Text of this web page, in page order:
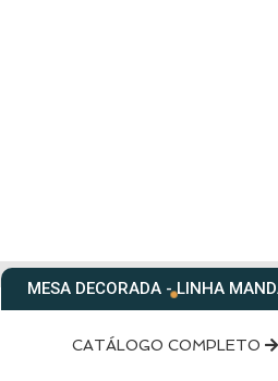
MESA DECORADA - LINHA
CATÁLOGO COMPLETO